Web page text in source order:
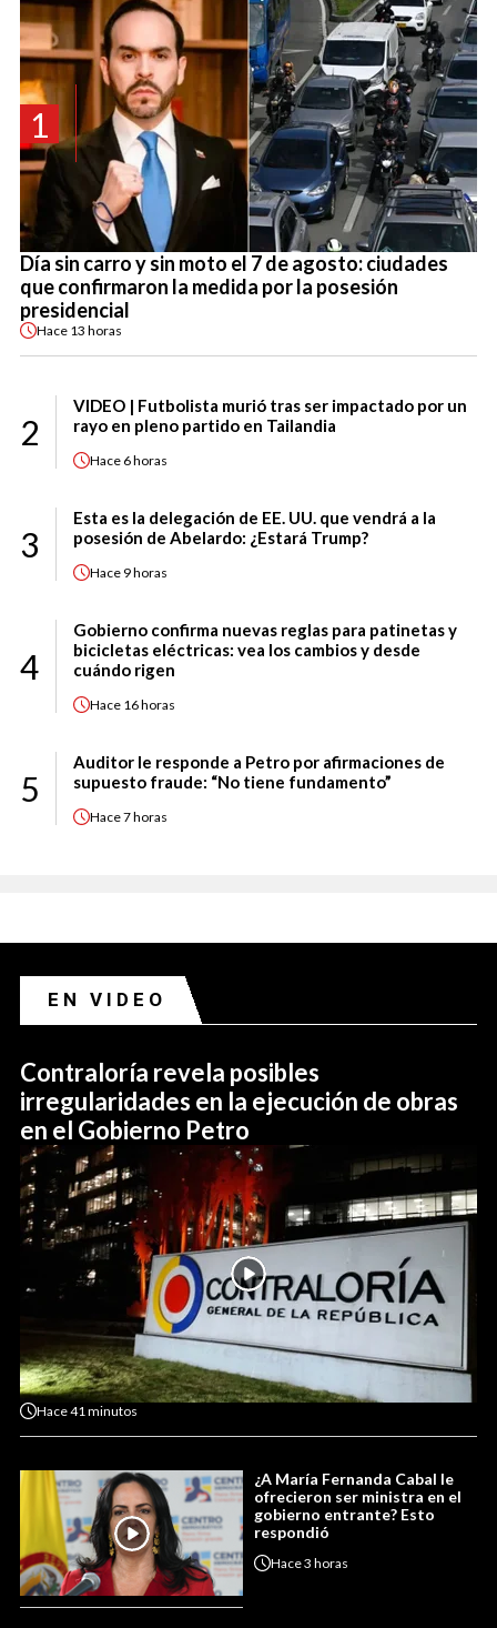
1
Día sin carro y sin moto el 7 de agosto: ciudades
que confirmaron la medida por la posesión
presidencial
Hace 13 horas
2
VIDEO | Futbolista murió tras ser impactado por un
rayo en pleno partido en Tailandia
Hace 6 horas
3
Esta es la delegación de EE. UU. que vendrá a la
posesión de Abelardo: ¿Estará Trump?
Hace 9 horas
4
Gobierno confirma nuevas reglas para patinetas y
bicicletas eléctricas: vea los cambios y desde
cuándo rigen
Hace 16 horas
5
Auditor le responde a Petro por afirmaciones de
supuesto fraude: “No tiene fundamento”
Hace7 horas
EN VIDEO
Contraloría revela posibles
irregularidades en la ejecución de obras
en el Gobierno Petro
Hace41 minutos
¿A María Fernanda Cabal le
ofrecieron ser ministra en el
gobierno entrante? Esto
respondió
Hace3 horas